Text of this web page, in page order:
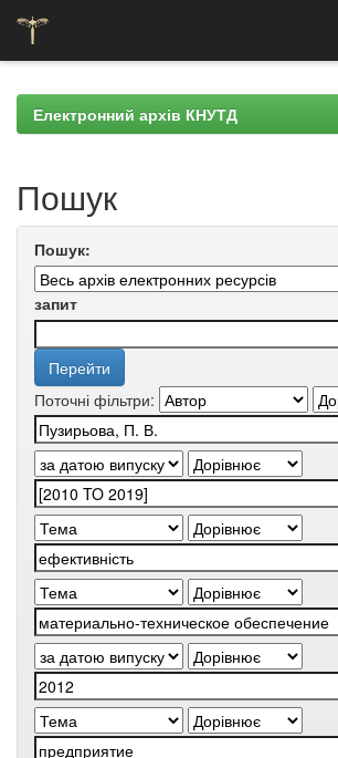
navigationЕлектронний архів КНУТД
Пошук
Пошук:
запит
Поточні фільтри: